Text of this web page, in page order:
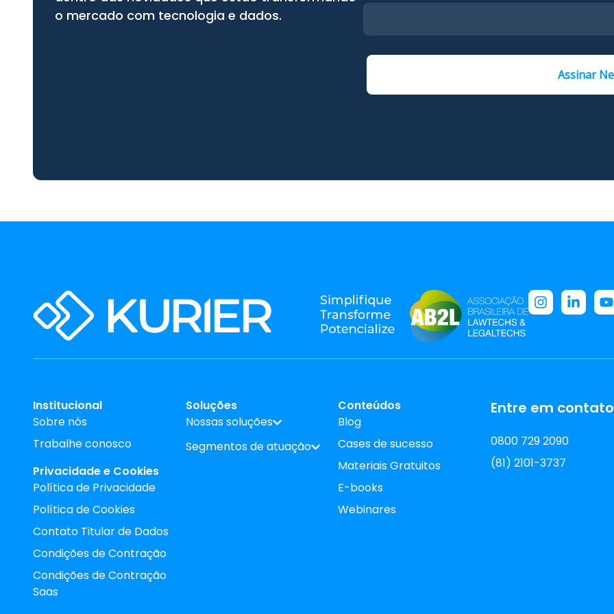
o mercado com tecnologia e dados.
Assinar
Institucional
Sobre nós
Trabalhe conosco
Privacidade e Cookies
Política de Privacidade
Política de Cookies
Contato Titular de Dados
Condições de Contração
Condições de Contração
Saas
Soluções
Nossas soluções
Segmentos de atuação
Conteúdos
Blog
Cases de sucesso
Materiais Gratuitos
E-books
Webinares
Entre em contato
0800 729 2090
(81) 2101-3737